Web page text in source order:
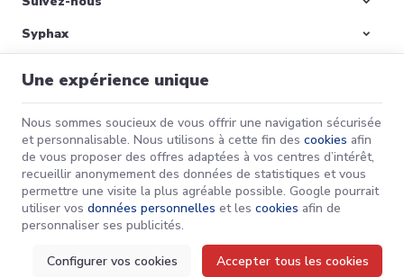
Préparer votre
maison pour l’hiver :
Remettre votre
chaudière en marche
et bien plus!
L’hiver approche à grands
pas, et avec lui, des
températures en baisse
qui nécessitent une bonne
préparation pour garantir
le confort de votre foyer.
Syphax
Informations
Syphax | N° d'entreprise : 0733-658-411 | Mentions légales & Contact
Conditions générales
Conditions d'utilisation du site web|Cookies |Données personnelles|
Traitement de vos données par Google
© Copyright 2024-2026 -E-net Business
commerçants, indépendants & PME
Une expérience unique
Nous sommes soucieux de vous offrir une navigation sécurisée
et personnalisable. Nous utilisons à cette fin des cookies afin
de vous proposer des offres adaptées à vos centres d’intérêt,
recueillir anonymement des données de statistiques et vous
permettre une visite la plus agréable possible. Google pourrait
utiliser vos données personnelles et les cookies afin de
personnaliser ses publicités.
Configurer vos cookies Accepter tous les cookies